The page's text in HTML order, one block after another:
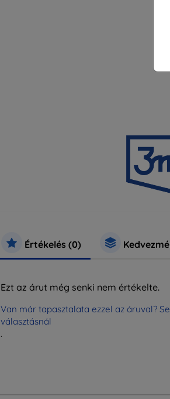
Értékelés (0)
Ezt az árut még senki nem értékelte.
Van már tapasztalata ezzel az áruval?
választásnál
.